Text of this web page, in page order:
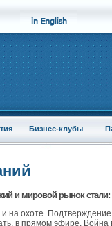
Бизнес-клубы
и мировой рынок стали:
и на охоте.
в прямом эфире. Война